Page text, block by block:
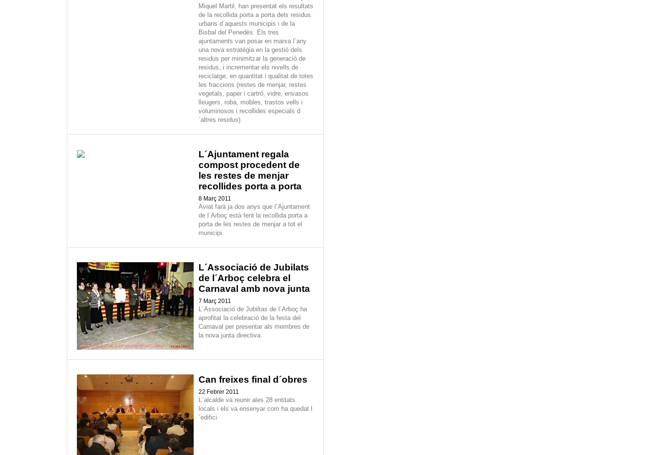
Miquel Martil, han presentat els resultats
de la recollida porta a porta dels residus
urbans d´aquests municipis i de la
Bisbal del Penedès. Els tres
ajuntaments van posar en marxa l´any
una nova estratègia en la gestió dels
residus per minimitzar la generació de
residus, i incrementar els nivells de
reciclatge, en quantitat i qualitat de totes
les fraccions (restes de menjar, restes
vegetals, paper i cartró, vidre, envasos
lleugers, roba, mobles, trastos vells i
voluminosos i recollides especials d
´altres residus).
L´Ajuntament regala
compost procedent de
les restes de menjar
recollides porta a porta
8 Març 2011
Aviat farà ja dos anys que l´Ajuntament
de l´Arboç està fent la recollida porta a
porta de les restes de menjar a tot el
municipi.
L´Associació de Jubilats
de l´Arboç celebra el
Carnaval amb nova junta
7 Març 2011
L´Associació de Jubiltas de l´Arboç ha
aprofitat la celebració de la festa del
Carnaval per presentar als membres de
la nova junta directiva.
Can freixes final d´obres
22 Febrer 2011
L´alcalde va reunir ales 28 entitats
locals i els va ensenyar com ha quedat l
´edifici